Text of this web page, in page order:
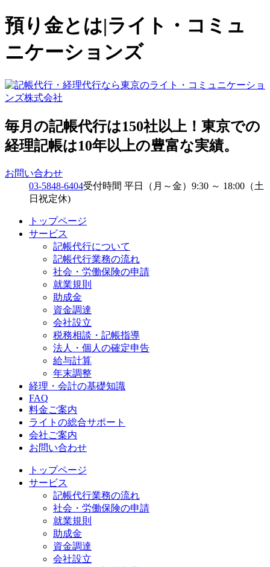
預り金とは|ライト・コミュ
ニケーションズ
毎月の記帳代行は150社以上！東京での
経理記帳は10年以上の豊富な実績。
お問い合わせ
03-5848-6404受付時間 平日（月～金）9:30 ～ 18:00（土
日祝定休)
トップページ
サービス
記帳代行について
記帳代行業務の流れ
社会・労働保険の申請
就業規則
助成金
資金調達
会社設立
税務相談・記帳指導
法人・個人の確定申告
給与計算
年末調整
経理・会計の基礎知識
FAQ
料金ご案内
ライトの総合サポート
会社ご案内
お問い合わせ
トップページ
サービス
記帳代行業務の流れ
社会・労働保険の申請
就業規則
助成金
資金調達
会社設立